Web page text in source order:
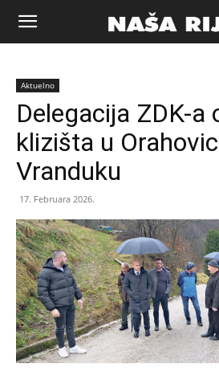
Naša
riječ
Zenica
Aktuelno
Delegacija ZDK-a
klizišta u
Vranduku
17. Februara 2026.